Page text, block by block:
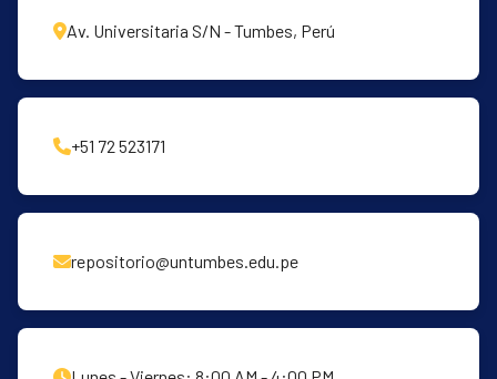
Av. Universitaria S/N - Tumbes, Perú
+51 72 523171
repositorio@untumbes.edu.pe